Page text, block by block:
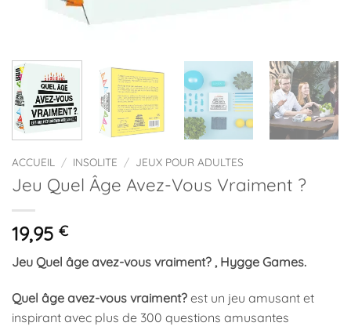
ACCUEIL / INSOLITE / JEUX POUR ADULTES
Jeu Quel Âge Avez-Vous Vraiment ?
19,95 €
Jeu Quel âge avez-vous vraiment? , Hygge Games.
Quel âge avez-vous vraiment? est un jeu amusant et
inspirant avec plus de 300 questions amusantes